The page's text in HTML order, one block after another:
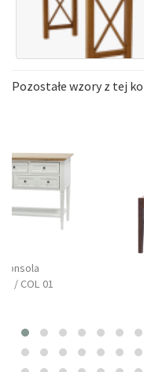
Pozostałe wzory z tej
Konsola
/ COL 01